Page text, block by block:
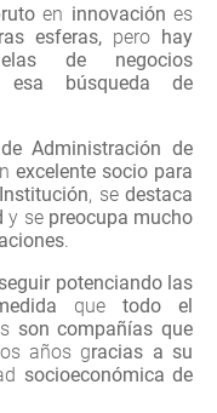
en innovación es
esferas, pero hay
de negocios
esa búsqueda de
Administración de
excelente socio para
, se destaca
y se preocupa mucho
seguir potenciando las
que todo el
son compañías que
años gracias a su
socioeconómica de